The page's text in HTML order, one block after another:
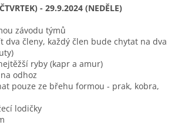
- 29.9.2024 (NEDĚLE)
závodu týmů
dva členy, každý člen bude chytat na dva
ryby (kapr a amur)
odhoz
pouze ze břehu formou - prak, kobra,
lodičky